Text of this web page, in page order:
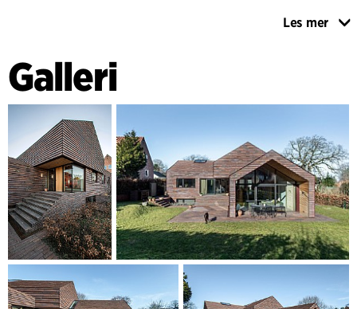
Hvis man beveger seg videre ned trappen, ved den
nivå med hobbyrom, teknisk rom, vaskerom og garasje.
ENKLE, HOLDBARE OG VELVALGTE MATERIALER
Villaens materialuttrykk bæres av tre primærmaterialer:
murstein, eik og naturstein. Rustikk håndlaget murstein i
rødlige nyanser brukes på fasader og tak kombinert med
stein på gulv, trapper og den indre kjernen. Eik går igjen
både ute og inne. Utvendig brukes materialet som lister på
skur og porter. Innvendig gir eiken stemningen i villaen en
varm glød, og materialet går igjen på vinduskarmer, dører,
fast inventar, i tak og gulv, og overalt er det tredetaljer av
høy kvalitet. Lys naturstein i husets tre baderom gir
rommene et elegant og tidløst uttrykk.
Les mer
Galleri